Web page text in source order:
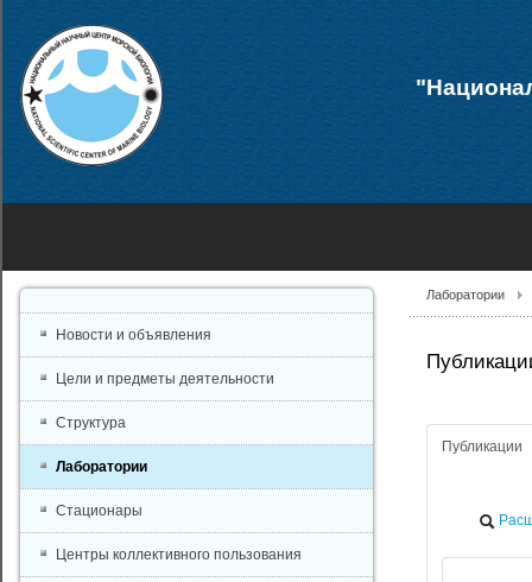
Лаборатории
Публикации
Новости и объявления
Цели и предметы деятельности
Структура
Лаборатории
Стационары
Центры коллективного пользования